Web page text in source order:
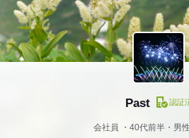
Past 認証
会社員 40代前半・男